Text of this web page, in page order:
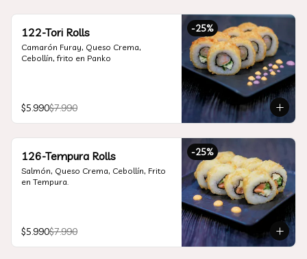
-25%
122-Tori Rolls
Camarón Furay, Queso Crema,
Cebollín, frito en Panko
$5.990$7.990
-25%
126-Tempura Rolls
Salmón, Queso Crema, Cebollín, Frito
en Tempura.
$5.990$7.990